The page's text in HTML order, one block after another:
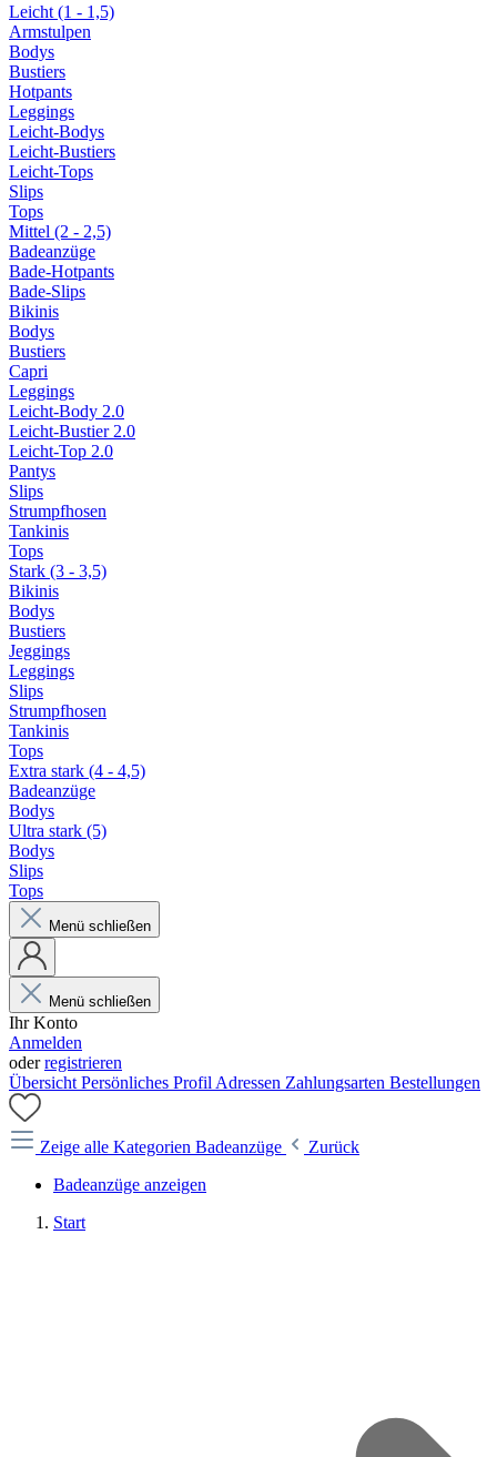
Leicht (1 - 1,5)
Armstulpen
Bodys
Bustiers
Hotpants
Leggings
Leicht-Bodys
Leicht-Bustiers
Leicht-Tops
Slips
Tops
Mittel (2 - 2,5)
Badeanzüge
Bade-Hotpants
Bade-Slips
Bikinis
Bodys
Bustiers
Capri
Leggings
Leicht-Body 2.0
Leicht-Bustier 2.0
Leicht-Top 2.0
Pantys
Slips
Strumpfhosen
Tankinis
Tops
Stark (3 - 3,5)
Bikinis
Bodys
Bustiers
Jeggings
Leggings
Slips
Strumpfhosen
Tankinis
Tops
Extra stark (4 - 4,5)
Badeanzüge
Bodys
Ultra stark (5)
Bodys
Slips
Tops
Menü schließen
Menü schließen
Ihr Konto
Anmelden
oderregistrieren
Übersicht Persönliches Profil Adressen Zahlungsarten Bestellungen
Zeige alle Kategorien Badeanzüge
Zurück
Badeanzüge anzeigen
Start